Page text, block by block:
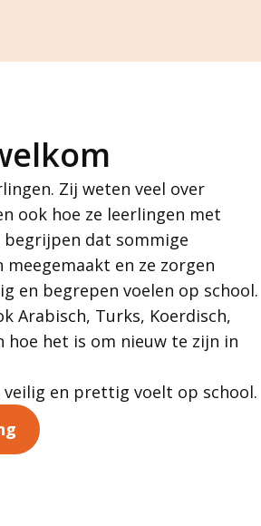
Zij weten veel over
ook hoe ze leerlingen met
begrijpen dat sommige
en ze zorgen
en begrepen voelen op school.
Arabisch, Turks, Koerdisch,
hoe het is om nieuw te zijn in
en prettig voelt op school.